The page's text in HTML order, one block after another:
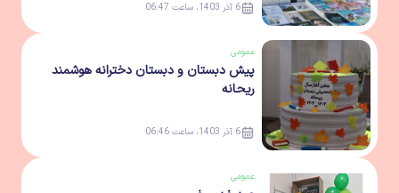
6 آذر 1403، ساعت 06:47
عمومی
پیش دبستان و دبستان دخترانه هوشمند
ریحانه
6 آذر 1403، ساعت 06:46
عمومی